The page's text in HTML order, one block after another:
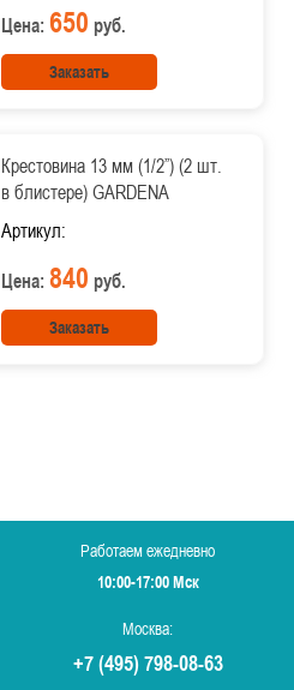
Цена: 650 руб.
Заказать
Крестовина 13 мм (1/2”) (2 шт.
в блистере) GARDENA
Артикул:
Цена: 840 руб.
Заказать
Работаем ежедневно
10:00-17:00 Мск
Москва:
+7 (495) 798-08-63